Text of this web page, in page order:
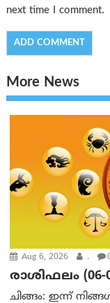
next time I comment.
More News
Aug 6, 2026 .
രാശിഫലം (06-
ചിങ്ങം: ഇന്ന്